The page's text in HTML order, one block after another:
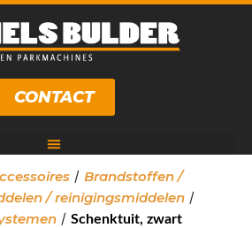
CONTACT
/ Brandstoffen /
/ reinigingsmiddelen /
/ Schenktuit, zwart